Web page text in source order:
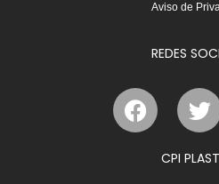
Aviso de
REDES
F
a
c
T
w
i
t
CPI